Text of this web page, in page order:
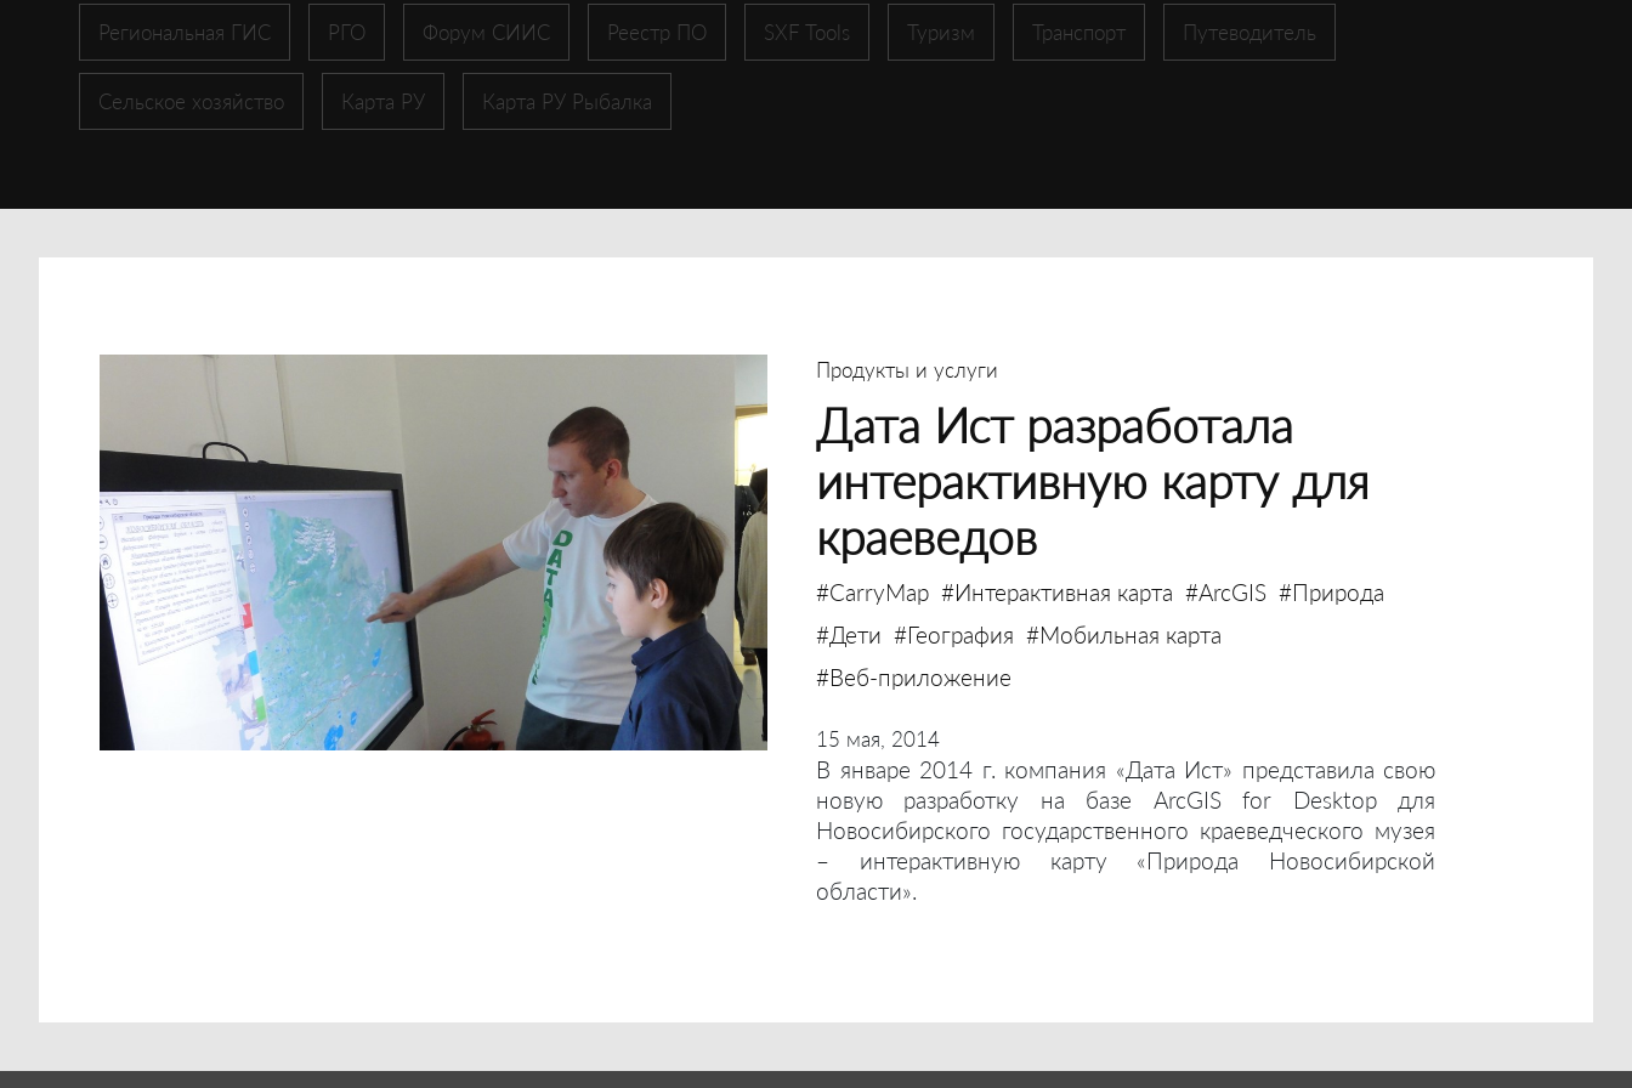
Региональная ГИС РГО Форум СИИС Реестр ПО SXF Tools Туризм Транспорт Путеводитель
Сельское хозяйство Карта РУ Карта РУ Рыбалка
Продукты и услуги
Дата Ист разработала
интерактивную карту для
краеведов
#CarryMap #Интерактивная карта #ArcGIS #Природа
#Дети #География #Мобильная карта
#Веб-приложение
15 мая, 2014
В январе 2014 г. компания «Дата Ист» представила свою
новую разработку на базе ArcGIS for Desktop для
Новосибирского государственного краеведческого музея
– интерактивную карту «Природа Новосибирской
области».